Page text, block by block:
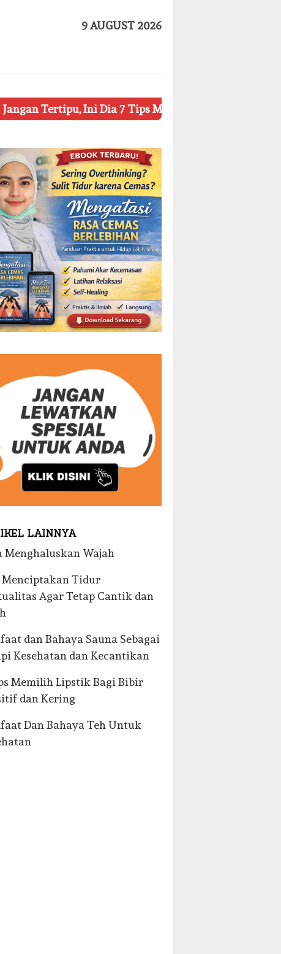
9 AUGUST 2026
Ini Dia 7 Tips Mengetahui Kosmetik Palsu
LAINNYA
Menghaluskan Wajah
Tidur
Agar Tetap Cantik dan
dan Bahaya Sauna Sebagai
Kesehatan dan Kecantikan
Memilih Lipstik Bagi Bibir
dan Kering
Dan Bahaya Teh Untuk